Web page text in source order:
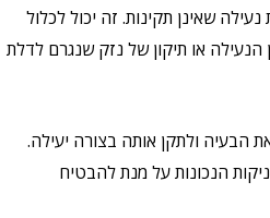
שאינן תקינות. זה יכול לכלול
הנעילה או תיקון של נזק שנגרם לדלת
הבעיה ולתקן אותה בצורה יעילה.
הנכונות על מנת להבטיח